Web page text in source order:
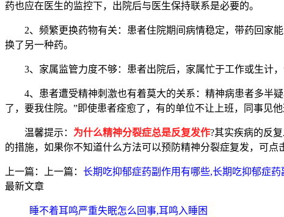
药也应在医生的监控下，出院后与医生保持联系是必要的。
2、频繁更换药物有关：患者住院期间病情稳定，带药回家能
换了另一种药。
3、家属监管力度不够：患者出院后，家属忙于工作或生计，
4、患者遭受精神刺激也有着莫大的关系：精神病患者多半疑
了，要我住院。”即使患者痊愈了，有的单位不让上班，同事见
温馨提示： 为什么精神分裂症总是反复发作?其实疾病的反
的措施，如果你不知道什么方法可以预防精神分裂症复发，可点
上一篇：上一篇： 长期吃抑郁症药副作用有哪些,长期吃抑郁症药
最新文章
睡不着耳鸣严重失眠怎么回事,耳鸣入睡困